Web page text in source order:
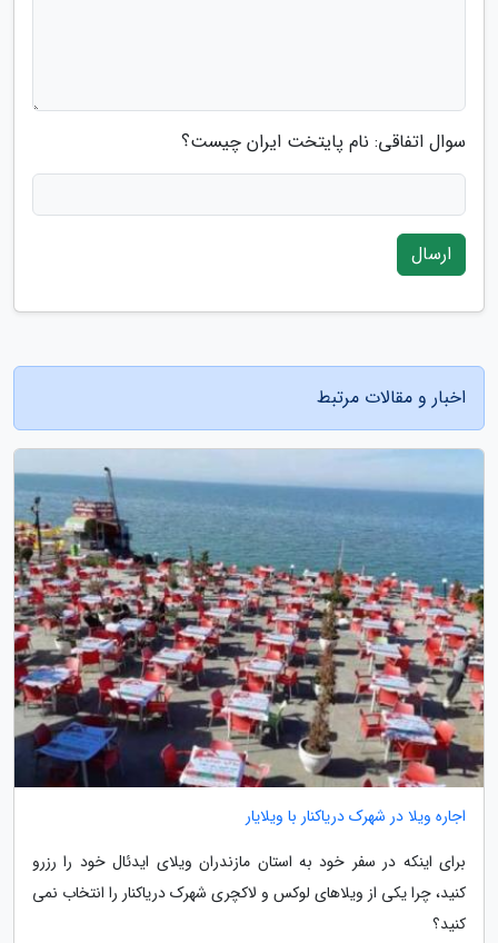
سوال اتفاقی: نام پایتخت ایران چیست؟
ارسال
اخبار و مقالات مرتبط
اجاره ویلا در شهرک دریاکنار با ویلایار
برای اینکه در سفر خود به استان مازندران ویلای ایدئال خود را رزرو
کنید، چرا یکی از ویلاهای لوکس و لاکچری شهرک دریاکنار را انتخاب نمی
کنید؟